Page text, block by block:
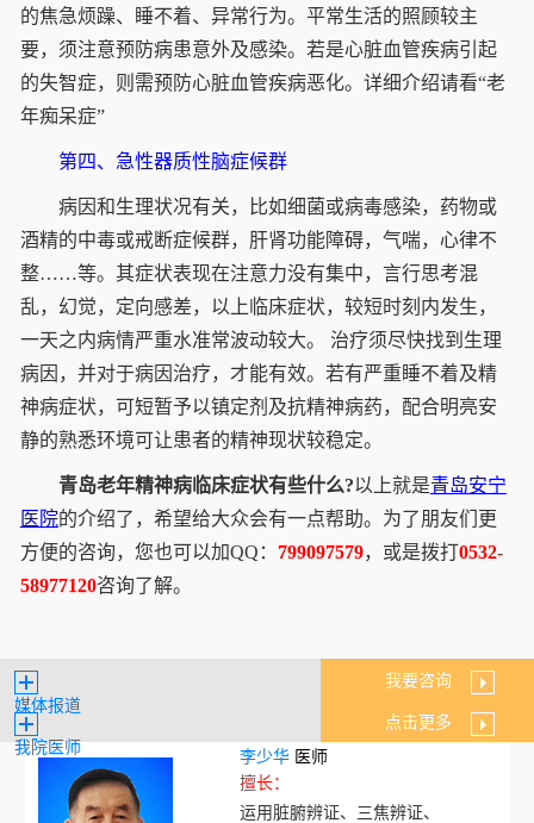
的焦急烦躁、睡不着、异常行为。平常生活的照顾较主
要，须注意预防病患意外及感染。若是心脏血管疾病引起
的失智症，则需预防心脏血管疾病恶化。详细介绍请看“老
年痴呆症”
第四、急性器质性脑症候群
病因和生理状况有关，比如细菌或病毒感染，药物或
酒精的中毒或戒断症候群，肝肾功能障碍，气喘，心律不
整……等。其症状表现在注意力没有集中，言行思考混
乱，幻觉，定向感差，以上临床症状，较短时刻内发生，
一天之内病情严重水准常波动较大。 治疗须尽快找到生理
病因，并对于病因治疗，才能有效。若有严重睡不着及精
神病症状，可短暂予以镇定剂及抗精神病药，配合明亮安
静的熟悉环境可让患者的精神现状较稳定。
青岛老年精神病临床症状有些什么?以上就是青岛安宁
医院的介绍了，希望给大众会有一点帮助。为了朋友们更
方便的咨询，您也可以加QQ： 799097579，或是拨打0532-
58977120咨询了解。
媒体报道
我要咨询
我院医师
点击更多
李少华 医师
擅长：
运用脏腑辨证、三焦辨证、